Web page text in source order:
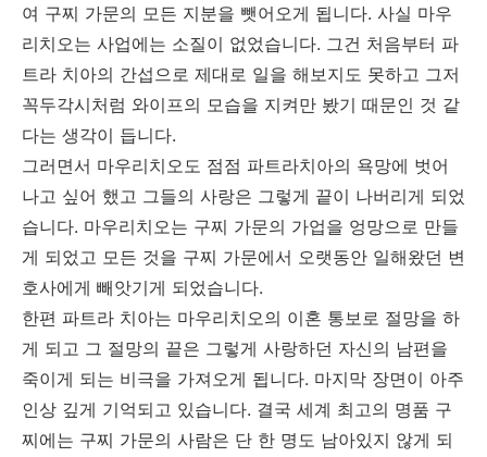
여 구찌 가문의 모든 지분을 뺏어오게 됩니다. 사실 마우
리치오는 사업에는 소질이 없었습니다. 그건 처음부터 파
트라 치아의 간섭으로 제대로 일을 해보지도 못하고 그저
꼭두각시처럼 와이프의 모습을 지켜만 봤기 때문인 것 같
다는 생각이 듭니다.
그러면서 마우리치오도 점점 파트라치아의 욕망에 벗어
나고 싶어 했고 그들의 사랑은 그렇게 끝이 나버리게 되었
습니다. 마우리치오는 구찌 가문의 가업을 엉망으로 만들
게 되었고 모든 것을 구찌 가문에서 오랫동안 일해왔던 변
호사에게 빼앗기게 되었습니다.
한편 파트라 치아는 마우리치오의 이혼 통보로 절망을 하
게 되고 그 절망의 끝은 그렇게 사랑하던 자신의 남편을
죽이게 되는 비극을 가져오게 됩니다. 마지막 장면이 아주
인상 깊게 기억되고 있습니다. 결국 세계 최고의 명품 구
찌에는 구찌 가문의 사람은 단 한 명도 남아있지 않게 되